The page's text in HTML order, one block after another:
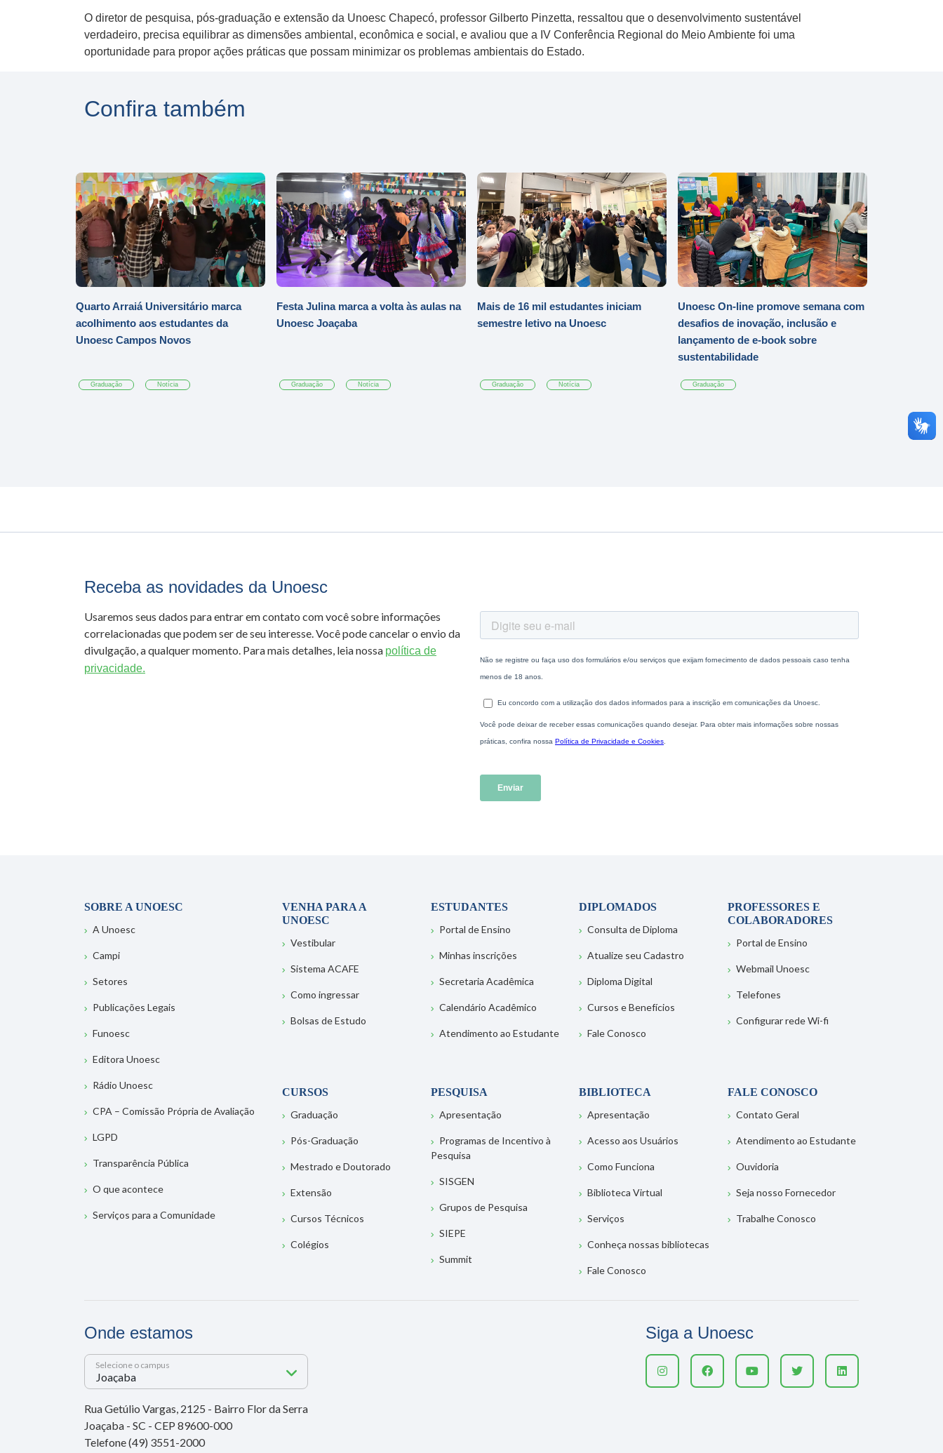
O diretor de pesquisa, pós-graduação e extensão da Unoesc Chapecó, professor Gilberto Pinzetta, ressaltou que o desenvolvimento sustentável
verdadeiro, precisa equilibrar as dimensões ambiental, econômica e social, e avaliou que a IV Conferência Regional do Meio Ambiente foi uma
oportunidade para propor ações práticas que possam minimizar os problemas ambientais do Estado.
Confira também
Quarto Arraiá Universitário marca
acolhimento aos estudantes da
Unoesc Campos Novos
Graduação Notícia
Festa Julina marca a volta às aulas na
Unoesc Joaçaba
Graduação Notícia
Mais de 16 mil estudantes iniciam
semestre letivo na Unoesc
Graduação Notícia
Unoesc On-line promove semana com
desafios de inovação, inclusão e
lançamento de e-book sobre
sustentabilidade
Graduação
Receba as novidades da Unoesc
Usaremos seus dados para entrar em contato com você sobre informações
correlacionadas que podem ser de seu interesse. Você pode cancelar o envio da
divulgação, a qualquer momento. Para mais detalhes, leia nossa política de
privacidade.
SOBRE A UNOESC
A Unoesc
Campi
Setores
Publicações Legais
Funoesc
Editora Unoesc
Rádio Unoesc
CPA – Comissão Própria de Avaliação
LGPD
Transparência Pública
O que acontece
Serviços para a Comunidade
VENHA PARA A
UNOESC
Vestibular
Sistema ACAFE
Como ingressar
Bolsas de Estudo
ESTUDANTES
Portal de Ensino
Minhas inscrições
Secretaria Acadêmica
Calendário Acadêmico
Atendimento ao Estudante
DIPLOMADOS
Consulta de Diploma
Atualize seu Cadastro
Diploma Digital
Cursos e Benefícios
Fale Conosco
PROFESSORES E
COLABORADORES
Portal de Ensino
Webmail Unoesc
Telefones
Configurar rede Wi-fi
CURSOS
Graduação
Pós-Graduação
Mestrado e Doutorado
Extensão
Cursos Técnicos
Colégios
PESQUISA
Apresentação
Programas de Incentivo à
Pesquisa
SISGEN
Grupos de Pesquisa
SIEPE
Summit
BIBLIOTECA
Apresentação
Acesso aos Usuários
Como Funciona
Biblioteca Virtual
Serviços
Conheça nossas bibliotecas
Fale Conosco
FALE CONOSCO
Contato Geral
Atendimento ao Estudante
Ouvidoria
Seja nosso Fornecedor
Trabalhe Conosco
Onde estamos
Selecione o campus
Rua Getúlio Vargas, 2125 - Bairro Flor da Serra
Joaçaba - SC - CEP 89600-000
Telefone (49) 3551-2000
Siga a Unoesc